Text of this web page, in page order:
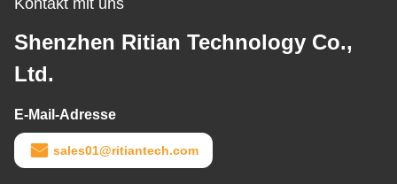
Kontakt mit uns
Shenzhen Ritian Technology Co.,
Ltd.
E-Mail-Adresse
sales01@ritiantech.com